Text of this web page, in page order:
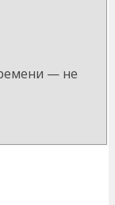
— не